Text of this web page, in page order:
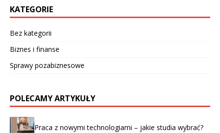
KATEGORIE
Bez kategorii
Biznes i finanse
Sprawy pozabiznesowe
POLECAMY ARTYKUŁY
Praca z nowymi technologiami – jakie studia wybrać?